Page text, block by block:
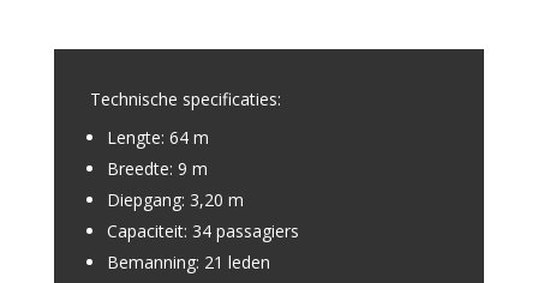
Technische specificaties:
Lengte: 64 m
Breedte: 9 m
Diepgang: 3,20 m
Capaciteit: 34 passagiers
Bemanning: 21 leden